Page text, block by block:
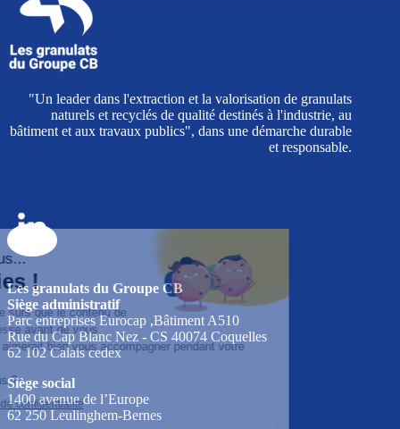
"Un leader dans l'extraction et la valorisation de granulats
naturels et recyclés de qualité destinés à l'industrie, au
bâtiment et aux travaux publics", dans une démarche durable
et responsable.
Les granulats du Groupe CB
Siège administratif
Parc entreprises Eurocap ,Bâtiment A510
Rue du Cap Blanc Nez - CS 40074 Coquelles
62 102 Calais cedex
Siège social
1400 avenue de l’Europe
62 250 Leulinghem-Bernes